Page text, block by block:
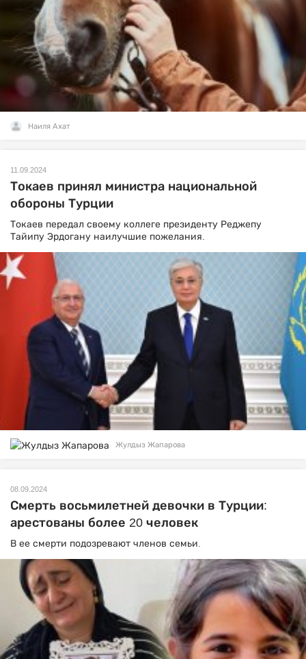
Наиля Ахат
11.09.2024
Токаев принял министра национальной
обороны Турции
Токаев передал своему коллеге президенту Реджепу
Тайипу Эрдогану наилучшие пожелания.
Жулдыз Жапарова
08.09.2024
Смерть восьмилетней девочки в Турции:
арестованы более 20 человек
В ее смерти подозревают членов семьи.